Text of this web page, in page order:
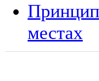
местах